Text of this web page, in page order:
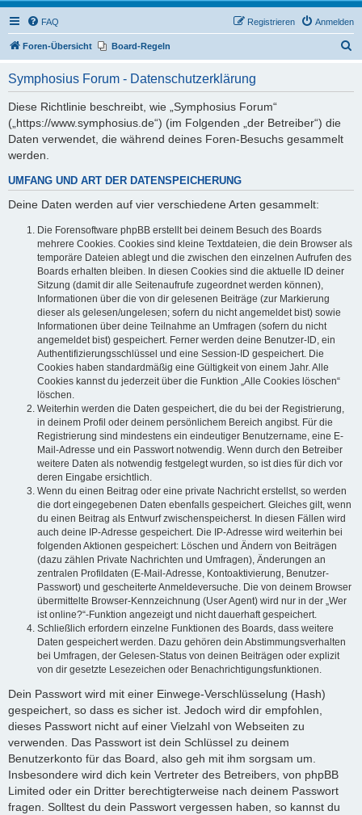
FAQ Anmelden
Registrieren
Foren-Übersicht Board-Regeln
Symphosius Forum - Datenschutzerklärung
Diese Richtlinie beschreibt, wie „Symphosius Forum“
(„https://www.symphosius.de“) (im Folgenden „der Betreiber“) die
Daten verwendet, die während deines Foren-Besuchs gesammelt
werden.
UMFANG UND ART DER DATENSPEICHERUNG
Deine Daten werden auf vier verschiedene Arten gesammelt:
Die Forensoftware phpBB erstellt bei deinem Besuch des Boards
mehrere Cookies. Cookies sind kleine Textdateien, die dein Browser als
temporäre Dateien ablegt und die zwischen den einzelnen Aufrufen des
Boards erhalten bleiben. In diesen Cookies sind die aktuelle ID deiner
Sitzung (damit dir alle Seitenaufrufe zugeordnet werden können),
Informationen über die von dir gelesenen Beiträge (zur Markierung
dieser als gelesen/ungelesen; sofern du nicht angemeldet bist) sowie
Informationen über deine Teilnahme an Umfragen (sofern du nicht
angemeldet bist) gespeichert. Ferner werden deine Benutzer-ID, ein
Authentifizierungsschlüssel und eine Session-ID gespeichert. Die
Cookies haben standardmäßig eine Gültigkeit von einem Jahr. Alle
Cookies kannst du jederzeit über die Funktion „Alle Cookies löschen“
löschen.
Weiterhin werden die Daten gespeichert, die du bei der Registrierung,
in deinem Profil oder deinem persönlichem Bereich angibst. Für die
Registrierung sind mindestens ein eindeutiger Benutzername, eine E-
Mail-Adresse und ein Passwort notwendig. Wenn durch den Betreiber
weitere Daten als notwendig festgelegt wurden, so ist dies für dich vor
deren Eingabe ersichtlich.
Wenn du einen Beitrag oder eine private Nachricht erstellst, so werden
die dort eingegebenen Daten ebenfalls gespeichert. Gleiches gilt, wenn
du einen Beitrag als Entwurf zwischenspeicherst. In diesen Fällen wird
auch deine IP-Adresse gespeichert. Die IP-Adresse wird weiterhin bei
folgenden Aktionen gespeichert: Löschen und Ändern von Beiträgen
(dazu zählen Private Nachrichten und Umfragen), Änderungen an
zentralen Profildaten (E-Mail-Adresse, Kontoaktivierung, Benutzer-
Passwort) und gescheiterte Anmeldeversuche. Die von deinem Browser
übermittelte Browser-Kennzeichnung (User Agent) wird nur in der „Wer
ist online?“-Funktion angezeigt und nicht dauerhaft gespeichert.
Schließlich erfordern einzelne Funktionen des Boards, dass weitere
Daten gespeichert werden. Dazu gehören dein Abstimmungsverhalten
bei Umfragen, der Gelesen-Status von deinen Beiträgen oder explizit
von dir gesetzte Lesezeichen oder Benachrichtigungsfunktionen.
Dein Passwort wird mit einer Einwege-Verschlüsselung (Hash)
gespeichert, so dass es sicher ist. Jedoch wird dir empfohlen,
dieses Passwort nicht auf einer Vielzahl von Webseiten zu
verwenden. Das Passwort ist dein Schlüssel zu deinem
Benutzerkonto für das Board, also geh mit ihm sorgsam um.
Insbesondere wird dich kein Vertreter des Betreibers, von phpBB
Limited oder ein Dritter berechtigterweise nach deinem Passwort
fragen. Solltest du dein Passwort vergessen haben, so kannst du